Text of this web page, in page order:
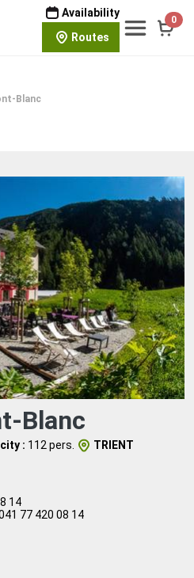
Availability
Routes
0
Blanc
Blanc
: 112 pers. TRIENT
14
77 420 08 14